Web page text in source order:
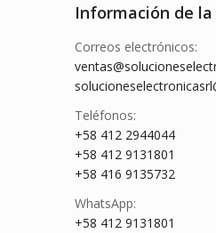
Información de
Correos electrónicos:
Teléfonos:
+58 412 2944044
+58 412 9131801
+58 416 9135732
WhatsApp:
+58 412 9131801